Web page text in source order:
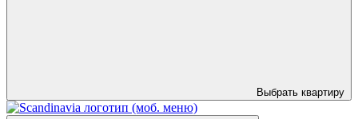
Выбрать квартиру